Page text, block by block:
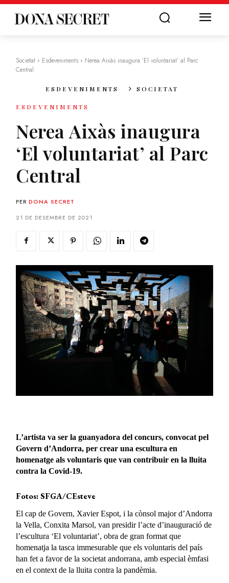
Societat Esdeveniments
Nerea Aixàs inaugura ‘El voluntariat’ al Parc
Central
ESDEVENIMENTS SOCIETAT
ESDEVENIMENTS
Nerea Aixàs inaugura
‘El voluntariat’ al Parc
Central
PER DONA SECRET
21 DE DESEMBRE DE 2021
L’artista va ser la guanyadora del concurs, convocat pel
Govern d’Andorra, per crear una escultura en
homenatge als voluntaris que van contribuir en la lluita
contra la Covid-19.
Fotos: SFGA/CEsteve
El cap de Govern, Xavier Espot, i la cònsol major d’Andorra
la Vella, Conxita Marsol, van presidir l’acte d’inauguració de
l’escultura ‘El voluntariat’, obra de gran format que
homenatja la tasca immesurable que els voluntaris del país
han fet a favor de la societat andorrana, amb especial èmfasi
en el context de la lluita contra la pandèmia.